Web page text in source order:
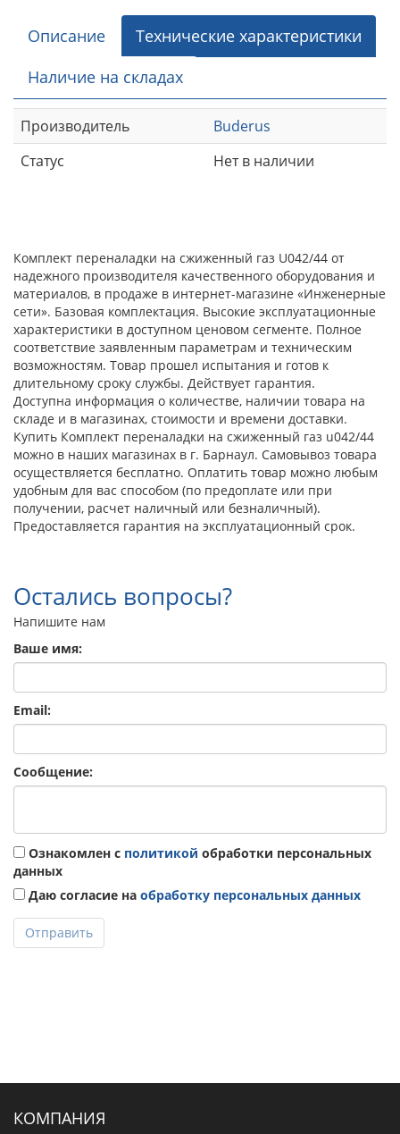
Описание
Технические характеристики
Наличие на складах
Производитель
Buderus
Статус
Нет в наличии
Комплект переналадки на сжиженный газ U042/44 от
надежного производителя качественного оборудования и
материалов, в продаже в интернет-магазине «Инженерные
сети». Базовая комплектация. Высокие эксплуатационные
характеристики в доступном ценовом сегменте. Полное
соответствие заявленным параметрам и техническим
возможностям. Товар прошел испытания и готов к
длительному сроку службы. Действует гарантия.
Доступна информация о количестве, наличии товара на
складе и в магазинах, стоимости и времени доставки.
Купить Комплект переналадки на сжиженный газ u042/44
можно в наших магазинах в г. Барнаул. Самовывоз товара
осуществляется бесплатно. Оплатить товар можно любым
удобным для вас способом (по предоплате или при
получении, расчет наличный или безналичный).
Предоставляется гарантия на эксплуатационный срок.
Остались вопросы?
Напишите нам
Ваше имя:
Email:
Сообщение:
Ознакомлен с политикой обработки персональных
данных
Даю согласие на обработку персональных данных
Отправить
КОМПАНИЯ